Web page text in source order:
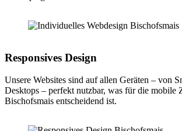
Responsives Design
Unsere Websites sind auf allen Geräten – von
Desktops – perfekt nutzbar, was für die mobile
Bischofsmais entscheidend ist.